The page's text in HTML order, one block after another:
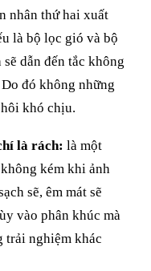
nhân thứ hai xuất
là bộ lọc gió và bộ
dẫn đến tắc không
đó không những
khó chịu.
là rách: là một
kém khi ảnh
sẽ, êm mát sẽ
vào phân khúc mà
trải nghiệm khác